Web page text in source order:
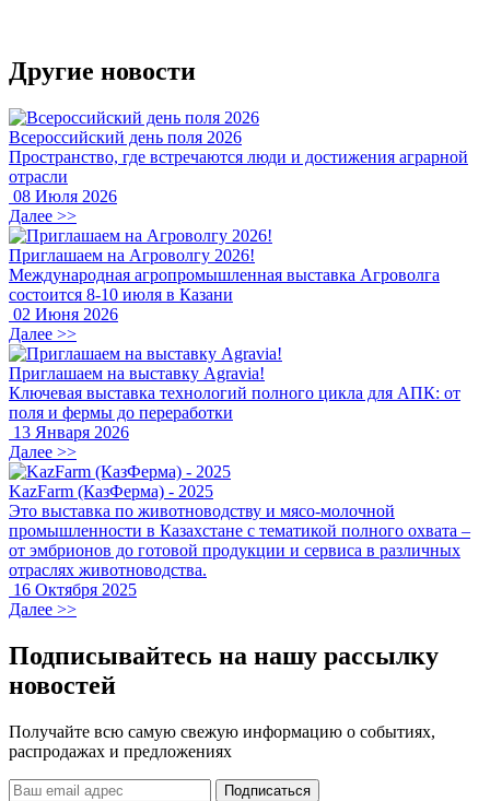
Другие новости
Всероссийский день поля 2026
Пространство, где встречаются люди и достижения аграрной
отрасли
08 Июля 2026
Далее >>
Приглашаем на Агроволгу 2026!
Международная агропромышленная выставка Агроволга
состоится 8-10 июля в Казани
02 Июня 2026
Далее >>
Приглашаем на выставку Agravia!
Ключевая выставка технологий полного цикла для АПК: от
поля и фермы до переработки
13 Января 2026
Далее >>
KazFarm (КазФерма) - 2025
Это выставка по животноводству и мясо-молочной
промышленности в Казахстане с тематикой полного охвата –
от эмбрионов до готовой продукции и сервиса в различных
отраслях животноводства.
16 Октября 2025
Далее >>
Подписывайтесь на нашу рассылку
новостей
Получайте всю самую свежую информацию о событиях,
распродажах и предложениях
Подписаться